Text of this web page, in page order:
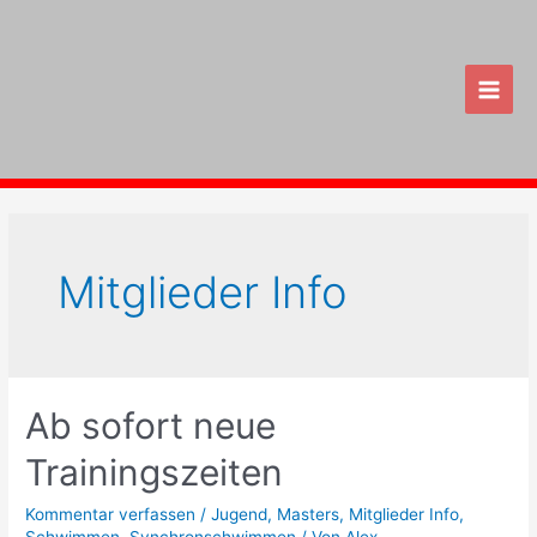
Main
Mitglieder Info
Ab sofort neue
Trainingszeiten
Kommentar verfassen /Jugend, Masters, Mitglieder Info,